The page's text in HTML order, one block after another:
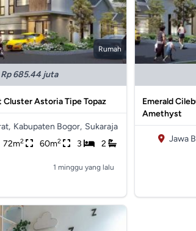
Rumah
Rp 685.44 juta
Cluster Astoria Tipe Topaz
Kabupaten Bogor, Sukaraja
72m2 60m2 3 2
1 minggu yang lalu
Emerald
Amethyst
Jawa